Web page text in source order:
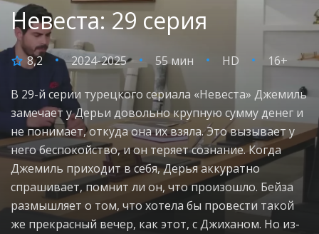
Невеста: 29 серия
8,2 2024-2025 55 мин HD 16+
В 29-й серии турецкого сериала «Невеста» Джемиль
замечает у Дерьи довольно крупную сумму денег и
не понимает, откуда она их взяла. Это вызывает у
него беспокойство, и он теряет сознание. Когда
Джемиль приходит в себя, Дерья аккуратно
спрашивает, помнит ли он, что произошло. Бейза
размышляет о том, что хотела бы провести такой
же прекрасный вечер, как этот, с Джиханом. Но из-